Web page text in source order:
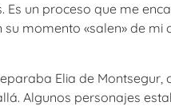
Es un proceso que me
su momento «salen» de
Elia de
Algunos personajes